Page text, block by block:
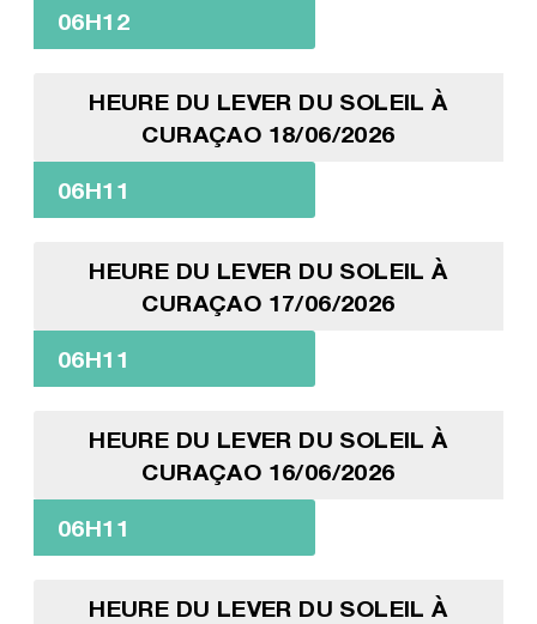
06H12
HEURE DU LEVER DU SOLEIL À
CURAÇAO 18/06/2026
06H11
HEURE DU LEVER DU SOLEIL À
CURAÇAO 17/06/2026
06H11
HEURE DU LEVER DU SOLEIL À
CURAÇAO 16/06/2026
06H11
HEURE DU LEVER DU SOLEIL À